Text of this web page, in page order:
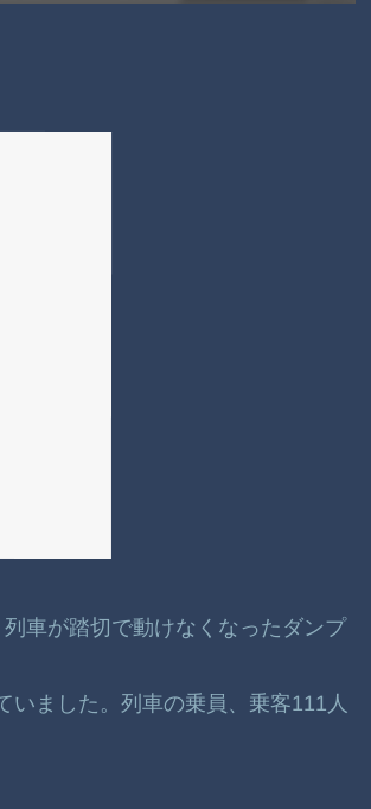
車が踏切で動けなくなったダンプ
ました。列車の乗員、乗客111人